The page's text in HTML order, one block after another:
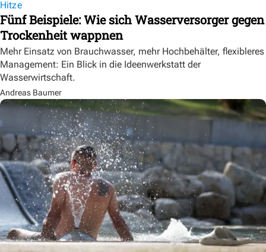
Hitze
Fünf Beispiele: Wie sich Wasserversorger gegen
Trockenheit wappnen
Mehr Einsatz von Brauchwasser, mehr Hochbehälter, flexibleres
Management: Ein Blick in die Ideenwerkstatt der
Wasserwirtschaft.
Andreas Baumer